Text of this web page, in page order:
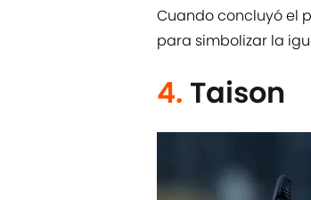
Cuando concluyó el
para simbolizar la
4. Taison